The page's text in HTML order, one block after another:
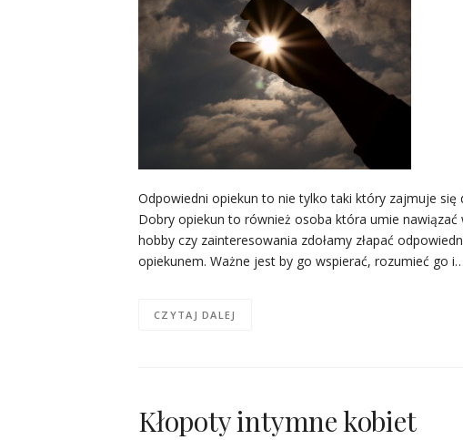
Odpowiedni opiekun to nie tylko taki który zajmuje
Dobry opiekun to również osoba która umie
hobby czy zainteresowania zdołamy złapać
opiekunem. Ważne jest by go wspierać, rozumieć go i…
CZYTAJ DALEJ
Kłopoty intymne kobiet